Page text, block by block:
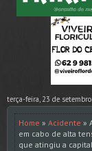
terça-feira, 23 de
Home » Acidente »
em cabo de alta
que atingiu a